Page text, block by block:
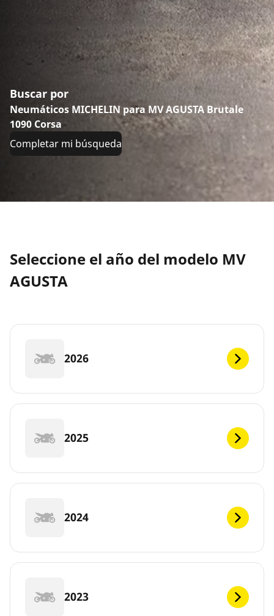
Buscar por
Neumáticos MICHELIN para MV AGUSTA Brutale
1090 Corsa
Completar mi búsqueda
Seleccione el año del modelo MV
AGUSTA
2026
2025
2024
2023